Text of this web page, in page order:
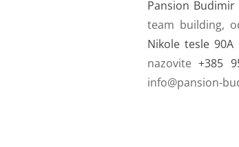
Pansion Budimir
team building,
Nikole tesle 90A
nazovite+385
info@pansion-